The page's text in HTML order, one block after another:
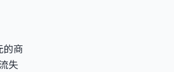
的商
失